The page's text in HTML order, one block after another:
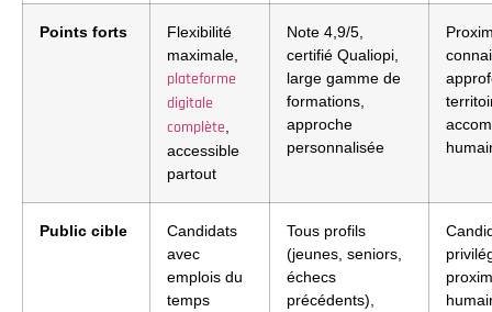
Points forts
Flexibilité
maximale,
plateforme
digitale
complète
accessible
partout
Note 4,9/5,
certifié Qualiopi,
large gamme de
formations,
approche
personnalisée
Public cible
Candidats
avec
emplois du
temps
Tous profils
(jeunes, seniors,
échecs
précédents),